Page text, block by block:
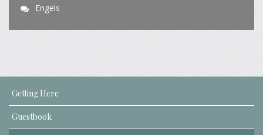
Engels
Getting Here
Guestbook